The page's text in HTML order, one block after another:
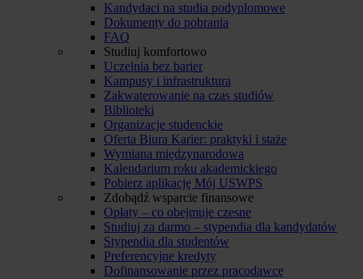
Kandydaci na studia podyplomowe
Dokumenty do pobrania
FAQ
Studiuj komfortowo
Uczelnia bez barier
Kampusy i infrastruktura
Zakwaterowanie na czas studiów
Biblioteki
Organizacje studenckie
Oferta Biura Karier: praktyki i staże
Wymiana międzynarodowa
Kalendarium roku akademickiego
Pobierz aplikację Mój USWPS
Zdobądź wsparcie finansowe
Opłaty – co obejmuje czesne
Studiuj za darmo – stypendia dla kandydatów
Stypendia dla studentów
Preferencyjne kredyty
Dofinansowanie przez pracodawcę